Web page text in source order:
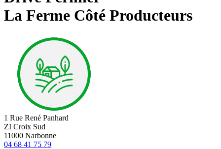
La Ferme Côté Producteurs
1 Rue René Panhard
ZI Croix Sud
11000 Narbonne
04 68 41 75 79